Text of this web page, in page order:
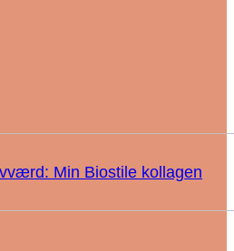
Min Biostile kollagen